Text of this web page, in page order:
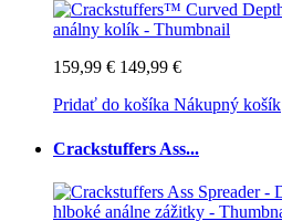
159,99 € 149,99 €
Pridať do košíka Nákupný košík
Crackstuffers Ass...